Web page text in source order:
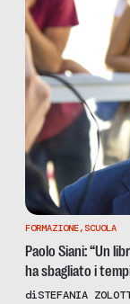
FORMAZIONE, SCUOLA
Paolo Siani: “Un
ha sbagliato i
diSTEFANIA